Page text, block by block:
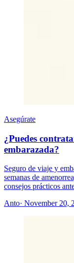
Asegúrate
¿Puedes
embarazada?
Seguro de viaje y
semanas de
consejos prácticos
Anto· November 20,